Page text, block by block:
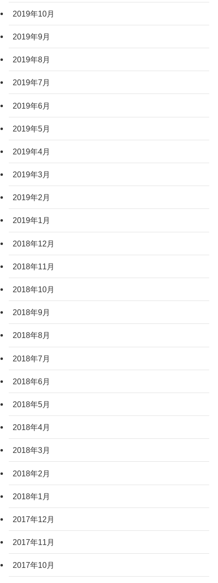
2019年10月
2019年9月
2019年8月
2019年7月
2019年6月
2019年5月
2019年4月
2019年3月
2019年2月
2019年1月
2018年12月
2018年11月
2018年10月
2018年9月
2018年8月
2018年7月
2018年6月
2018年5月
2018年4月
2018年3月
2018年2月
2018年1月
2017年12月
2017年11月
2017年10月